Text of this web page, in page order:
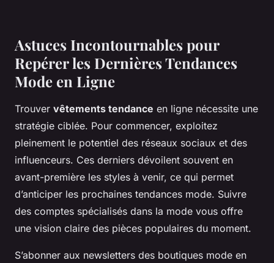
Astuces Incontournables pour
Repérer les Dernières Tendances
Mode en Ligne
Trouver vêtements tendance en ligne nécessite une
stratégie ciblée. Pour commencer, exploitez
pleinement le potentiel des réseaux sociaux et des
influenceurs. Ces derniers dévoilent souvent en
avant-première les styles à venir, ce qui permet
d’anticiper les prochaines tendances mode. Suivre
des comptes spécialisés dans la mode vous offre
une vision claire des pièces populaires du moment.
S’abonner aux newsletters des boutiques mode en